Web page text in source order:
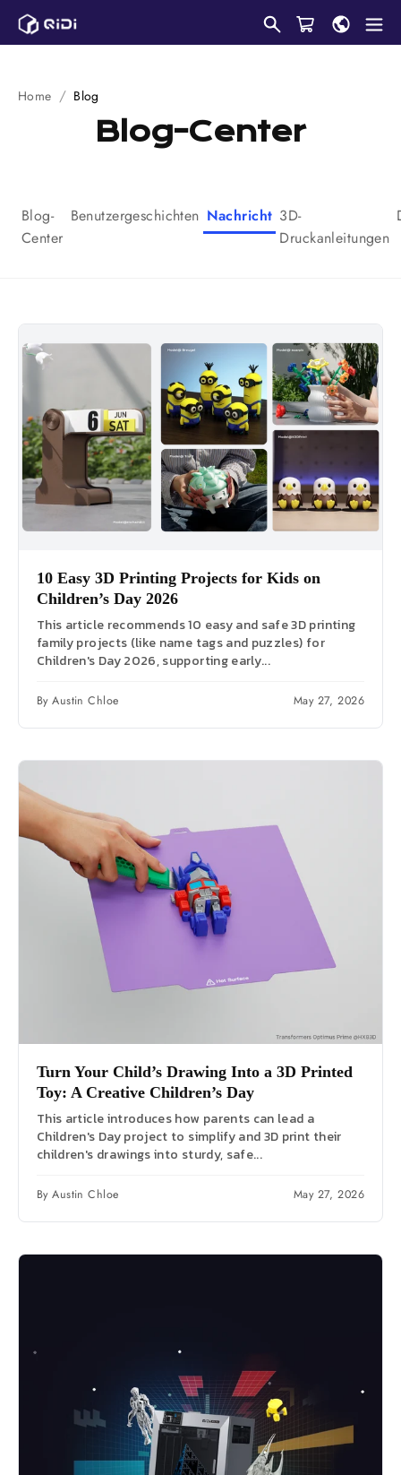
Überspringen
Sie
Home Blog
Blog-Center
Blog-
Center
Benutzergeschichten Nachricht 3D-
Druckanleitungen
10 Easy 3D Printing Projects for Kids on
Children’s Day 2026
This article recommends 10 easy and safe 3D printing
family projects (like name tags and puzzles) for
Children's Day 2026, supporting early...
By Austin Chloe May 27, 2026
Turn Your Child’s Drawing Into a 3D Printed
Toy: A Creative Children’s Day
This article introduces how parents can lead a
Children's Day project to simplify and 3D print their
children's drawings into sturdy, safe...
By Austin Chloe May 27, 2026